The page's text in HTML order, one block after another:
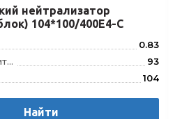
нейтрализатор
104*100/400Е4-C
0.83
Диаметр каталитического блока, мм
93
104
Найти